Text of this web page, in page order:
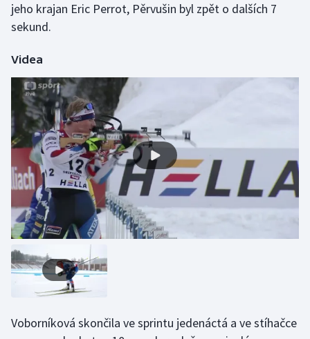
Motorsport
Parasport
Plavání
Plážový volejbal
Ragby
Rychlobruslení
Rychlostní kanoistika
Short track
Sportovní střelba
jeho krajan Eric Perrot, Pěrvušin byl zpět o dalších 7
sekund.
Videa
Voborníková skončila ve sprintu jedenáctá a ve stíhačce